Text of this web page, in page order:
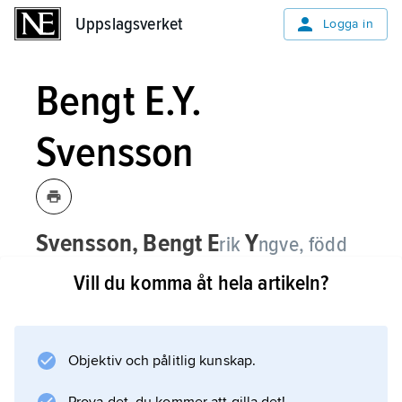
Uppslagsverket Logga in
Bengt E.Y.
Svensson
Svensson, Bengt ErikYngve,född
1935, fysiker, professor i teoretisk
högenergifysik och fältteori vid Lunds
1992–98.
Bengt E.Y. Svensson har gjort vetenskapliga
Vill du komma åt hela artikeln?
Objektiv och pålitlig kunskap.